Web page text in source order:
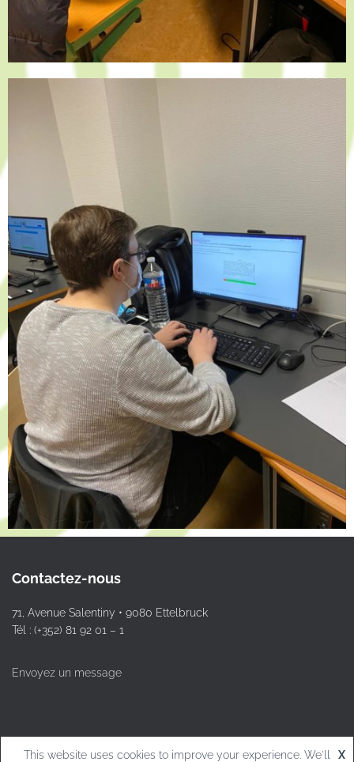
Contactez-nous
71, Avenue Salentiny • 9080 Ettelbruck
Tél : (+352) 81 92 01 – 1
Envoyez un message
This website uses cookies to improve your experience. We'll X